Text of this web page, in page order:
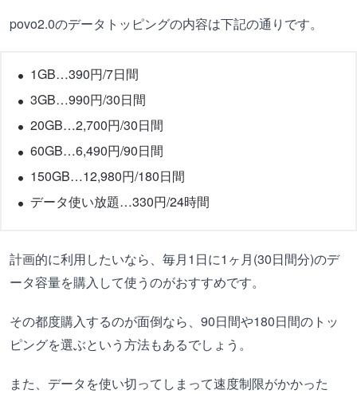
povo2.0のデータトッピングの内容は下記の通りです。
1GB…390円/7日間
3GB…990円/30日間
20GB…2,700円/30日間
60GB…6,490円/90日間
150GB…12,980円/180日間
データ使い放題…330円/24時間
計画的に利用したいなら、毎月1日に1ヶ月(30日間分)のデ
ータ容量を購入して使うのがおすすめです。
その都度購入するのが面倒なら、90日間や180日間のトッ
ピングを選ぶという方法もあるでしょう。
また、データを使い切ってしまって速度制限がかかった